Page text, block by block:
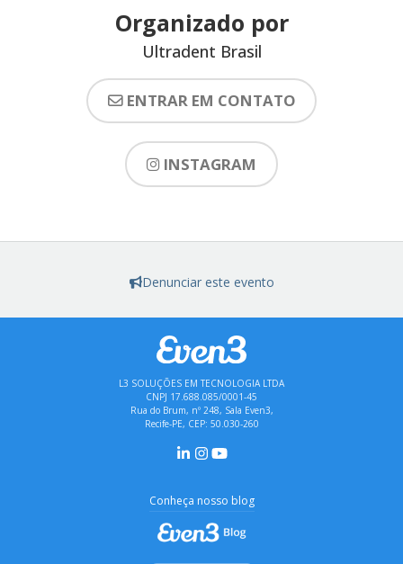
Organizado por
Ultradent Brasil
ENTRAR EM CONTATO
INSTAGRAM
Denunciar este evento
L3 SOLUÇÕES EM TECNOLOGIA LTDA
CNPJ 17.688.085/0001-45
Rua do Brum, nº 248, Sala Even3,
Recife-PE, CEP: 50.030-260
Conheça nosso blog